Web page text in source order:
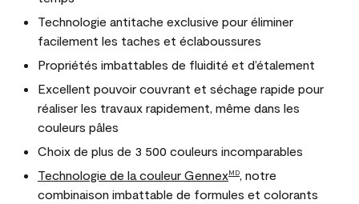
Technologie antitache exclusive pour éliminer
facilement les taches et éclaboussures
Propriétés imbattables de fluidité et d’étalement
Excellent pouvoir couvrant et séchage rapide pour
réaliser les travaux rapidement, même dans les
couleurs pâles
Choix de plus de 3 500 couleurs incomparables
Technologie de la couleur GennexMD
, notre
combinaison imbattable de formules et colorants